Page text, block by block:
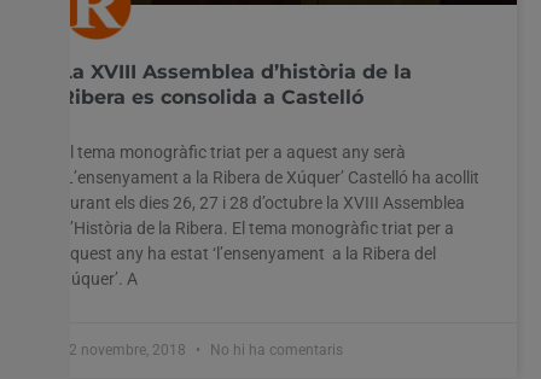
La XVIII Assemblea d’història de la
Ribera es consolida a Castelló
El tema monogràfic triat per a aquest any serà
‘L’ensenyament a la Ribera de Xúquer’ Castelló ha acollit
durant els dies 26, 27 i 28 d’octubre la XVIII Assemblea
d’Història de la Ribera. El tema monogràfic triat per a
aquest any ha estat ‘l’ensenyament a la Ribera del
Xúquer’. A
12 novembre, 2018 No hi ha comentaris